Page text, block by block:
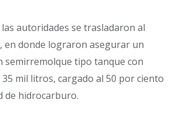
autoridades se trasladaron al
en donde lograron asegurar un
semirremolque tipo tanque con
35 mil litros, cargado al 50 por ciento
de hidrocarburo.